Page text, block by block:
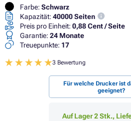
Farbe: Schwarz
Kapazität: 40000 Seiten
Preis pro Einheit: 0,88 Cent / Seite
Garantie: 24 Monate
Treuepunkte: 17
3 Bewertung
Für welche Drucker ist
geeignet?
Auf Lager 2 Stk.,